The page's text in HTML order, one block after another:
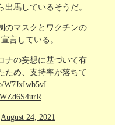
出馬しているそうだ。
のマスクとワクチンの
言している。
ナの妄想に基づいて有
ため、支持率が落ちて
W7JxIwb5vI
August 24, 2021